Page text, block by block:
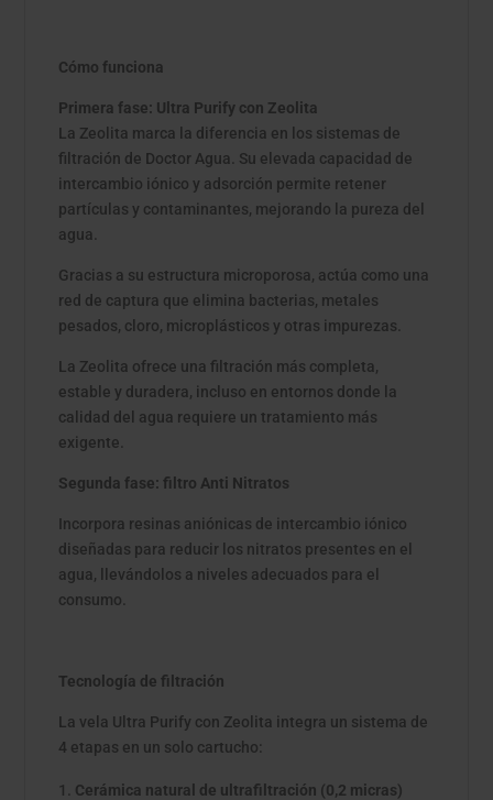
Cómo funciona
Primera fase: Ultra Purify con Zeolita
La Zeolita marca la diferencia en los sistemas de
filtración de Doctor Agua. Su elevada capacidad de
intercambio iónico y adsorción permite retener
partículas y contaminantes, mejorando la pureza del
agua.
Gracias a su estructura microporosa, actúa como una
red de captura que elimina bacterias, metales
pesados, cloro, microplásticos y otras impurezas.
La Zeolita ofrece una filtración más completa,
estable y duradera, incluso en entornos donde la
calidad del agua requiere un tratamiento más
exigente.
Segunda fase: filtro Anti Nitratos
Incorpora resinas aniónicas de intercambio iónico
diseñadas para reducir los nitratos presentes en el
agua, llevándolos a niveles adecuados para el
consumo.
Tecnología de filtración
La vela Ultra Purify con Zeolita integra un sistema de
4 etapas en un solo cartucho:
Cerámica natural de ultrafiltración (0,2 micras)